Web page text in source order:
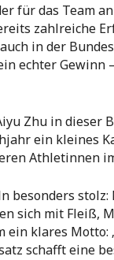
für das Team
zahlreiche
in der
echter
Zhu in dieser
ein kleines
Athletinnen
besonders
sich mit Fleiß,
klares
schafft eine